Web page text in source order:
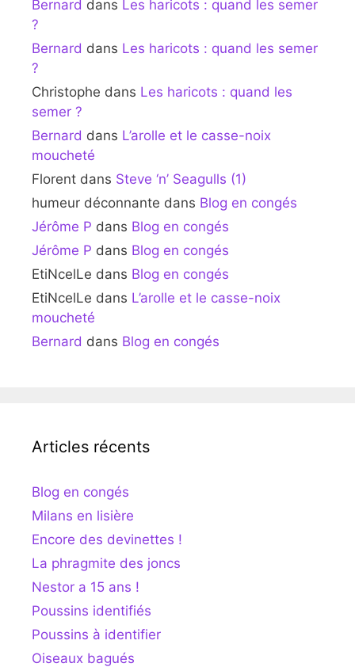
Bernard dans Les haricots : quand les semer
?
Bernard dans Les haricots : quand les semer
?
Christophe dans Les haricots : quand les
semer ?
Bernard dans L’arolle et le casse-noix
moucheté
Florent dans Steve ‘n’ Seagulls (1)
humeur déconnante dans Blog en congés
Jérôme P dans Blog en congés
Jérôme P dans Blog en congés
EtiNcelLe dans Blog en congés
EtiNcelLe dans L’arolle et le casse-noix
moucheté
Bernard dans Blog en congés
Articles récents
Blog en congés
Milans en lisière
Encore des devinettes !
La phragmite des joncs
Nestor a 15 ans !
Poussins identifiés
Poussins à identifier
Oiseaux bagués